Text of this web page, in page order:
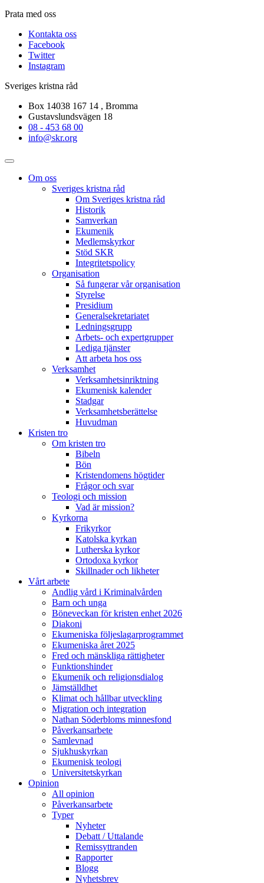
Prata med oss
Kontakta oss
Facebook
Twitter
Instagram
Sveriges kristna råd
Box 14038 167 14 , Bromma
Gustavslundsvägen 18
08 - 453 68 00
info@skr.org
Om oss
Sveriges kristna råd
Om Sveriges kristna råd
Historik
Samverkan
Ekumenik
Medlemskyrkor
Stöd SKR
Integritetspolicy
Organisation
Så fungerar vår organisation
Styrelse
Presidium
Generalsekretariatet
Ledningsgrupp
Arbets- och expertgrupper
Lediga tjänster
Att arbeta hos oss
Verksamhet
Verksamhetsinriktning
Ekumenisk kalender
Stadgar
Verksamhetsberättelse
Huvudman
Kristen tro
Om kristen tro
Bibeln
Bön
Kristendomens högtider
Frågor och svar
Teologi och mission
Vad är mission?
Kyrkorna
Frikyrkor
Katolska kyrkan
Lutherska kyrkor
Ortodoxa kyrkor
Skillnader och likheter
Vårt arbete
Andlig vård i Kriminalvården
Barn och unga
Böneveckan för kristen enhet 2026
Diakoni
Ekumeniska följeslagarprogrammet
Ekumeniska året 2025
Fred och mänskliga rättigheter
Funktionshinder
Ekumenik och religionsdialog
Jämställdhet
Klimat och hållbar utveckling
Migration och integration
Nathan Söderbloms minnesfond
Påverkansarbete
Samlevnad
Sjukhuskyrkan
Ekumenisk teologi
Universitetskyrkan
Opinion
All opinion
Påverkansarbete
Typer
Nyheter
Debatt / Uttalande
Remissyttranden
Rapporter
Blogg
Nyhetsbrev